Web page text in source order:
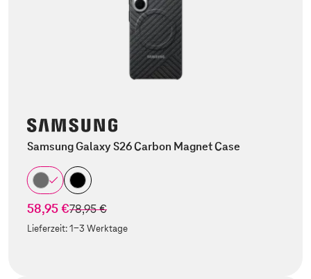
Samsung Galaxy S26 Carbon Magnet Case
58,95 €statt
78,95 €
Lieferzeit:1-3 Werktage